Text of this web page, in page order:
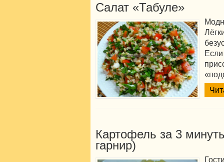
Салат «Табуле»
Картофель за 3
гарнир)